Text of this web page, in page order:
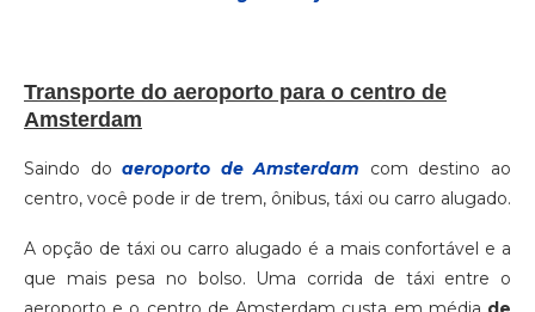
Transporte do aeroporto para o centro de
Amsterdam
Saindo doaeroporto de Amsterdam com destino ao
centro, você pode ir de trem, ônibus, táxi ou carro alugado.
A opção de táxi ou carro alugado é a mais confortável e a
que mais pesa no bolso. Uma corrida de táxi entre o